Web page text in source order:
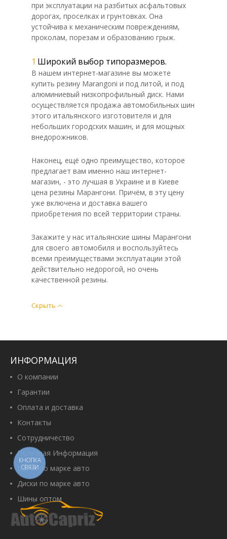
при эксплуатации на разбитых асфальтовых
дорогах, проселках и грунтовках. Она
устойчива к механическим повреждениям,
проколам, порезам и образованию грыж.
Широкий выбор типоразмеров.
В нашем интернет-магазине вы можете
купить резину Marangoni и под литой, и под
алюминиевый низкопрофильный диск. Нами
осуществляется продажа автомобильных шин
этого итальянского изготовителя и для
небольших городских машин, и для мощных
внедорожников.
Наконец, ещё одно преимущество, которое
предлагает вам именно наш интернет-
магазин, - это лучшая в Украине и в Киеве
цена резины Марангони. Причём, в эту цену
уже включена и доставка вашего
приобретения по всей территории страны.
Закажите у нас итальянские шины Марангони
для своего автомобиля и воспользуйтесь
всеми преимуществами эксплуатации этой
действительно недорогой, но очень
качественной резины.
Скрыть
ИНФОРМАЦИЯ
О компании
Гарантии
Оплата и доставка
Контакты
Сотрудничество
Полезная Информация
Шины по марке авто
Диски по марке авто
Шины оптом
КНОПКА
СВЯЗИ